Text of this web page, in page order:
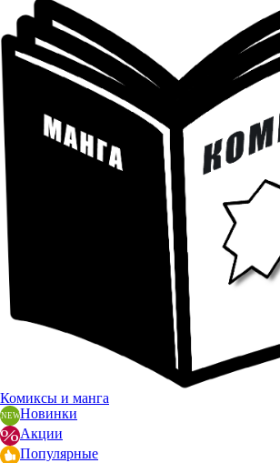
Комиксы и манга
Новинки
Акции
Популярные